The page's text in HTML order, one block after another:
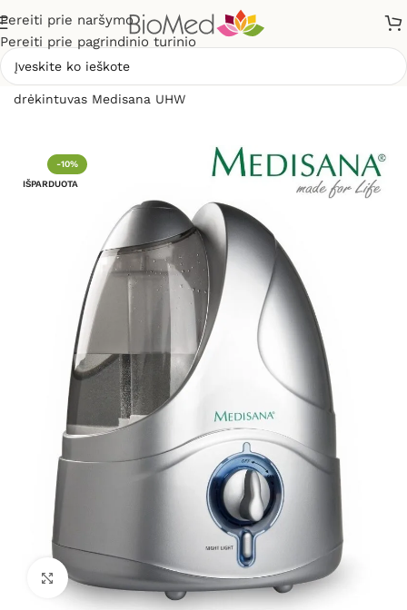
Pereiti prie naršymo
Pereiti prie pagrindinio turinio
drėkintuvas Medisana UHW
-10%
IŠPARDUOTA
Spustelėkite, kad padidintumėte